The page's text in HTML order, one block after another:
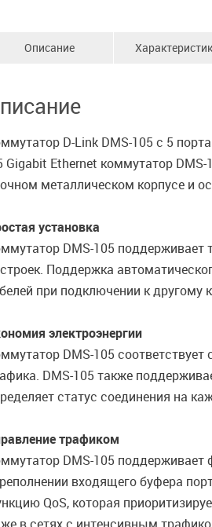
Описание
D-Link DMS-105 с 5
Gigabit Ethernet коммутатор
металлическом корпусе и
установка
DMS-105 поддерживает
Поддержка
при подключении к другому
электроэнергии
DMS-105
DMS-105 также
статус соединения на
трафиком
DMS-105 поддерживает
входящего буфера
QoS, которая